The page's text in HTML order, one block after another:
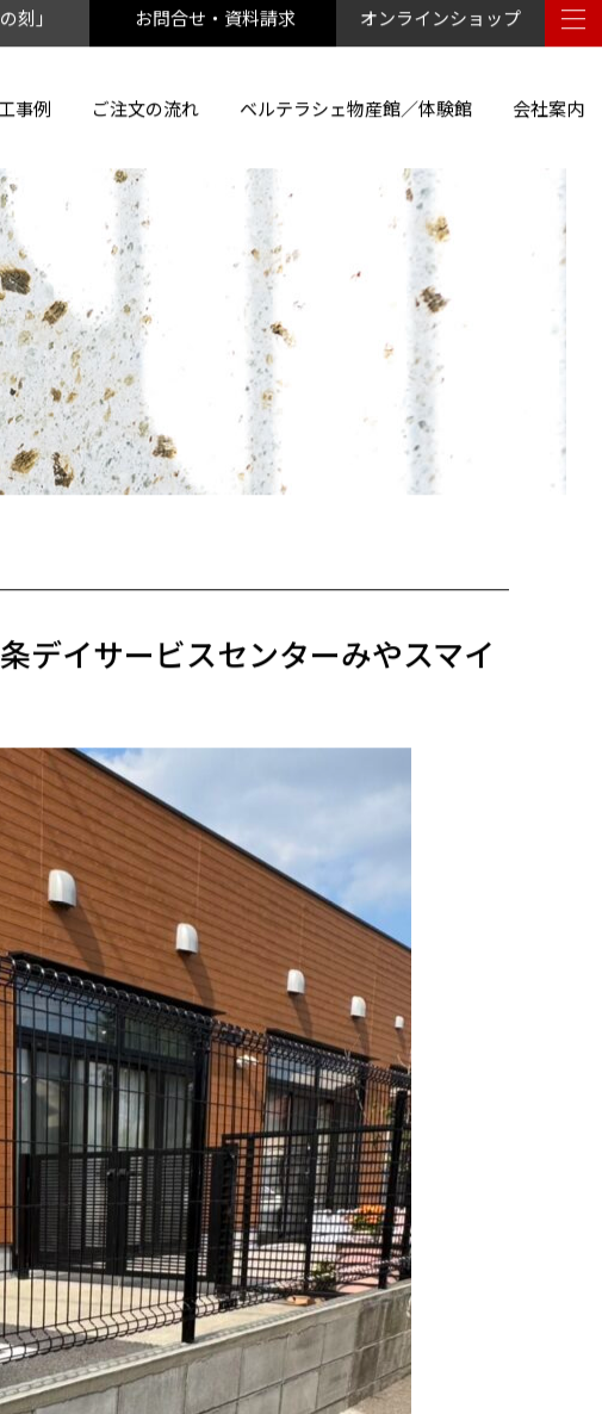
事例 ご注文の流れ ベルテラシェ物産館／体験館 会社案内
刻」 お問合せ・資料請求 オンラインショップ
イサービスセンターみやスマイ